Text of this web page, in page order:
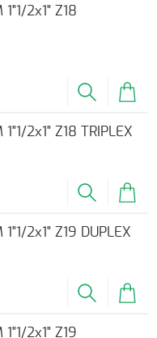
1"1/2x1" Z18
1"1/2x1" Z18 TRIPLEX
1"1/2x1" Z19 DUPLEX
1"1/2x1" Z19